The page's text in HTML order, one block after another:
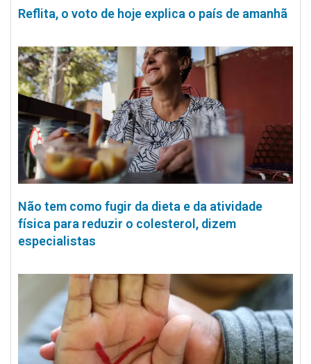
Reflita, o voto de hoje explica o país de amanhã
Não tem como fugir da dieta e da atividade
física para reduzir o colesterol, dizem
especialistas